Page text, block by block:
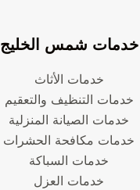
خدمات شمس الخليج
خدمات الأثاث
خدمات التنظيف والتعقيم
خدمات الصيانة المنزلية
خدمات مكافحة الحشرات
خدمات السباكة
خدمات العزل